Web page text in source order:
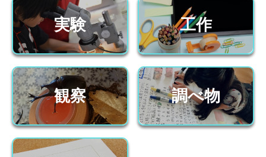
実験 工作
観察 調べ物